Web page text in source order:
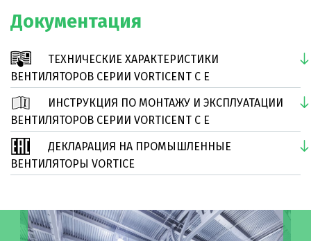
несколькими крепежными отверстиями для установки
относительно выходного отверстия.
Модель оснащена асинхронным двигателем на
шарикоподшипниках с термозащитой.
Дополнительно к вентилятору поставляются
регуляторы скорости.
Документация
ТЕХНИЧЕСКИЕ ХАРАКТЕРИСТИКИ
ВЕНТИЛЯТОРОВ СЕРИИ VORTICENT C E
ИНСТРУКЦИЯ ПО МОНТАЖУ И ЭКСПЛУАТАЦИИ
ВЕНТИЛЯТОРОВ СЕРИИ VORTICENT C E
ДЕКЛАРАЦИЯ НА ПРОМЫШЛЕННЫЕ
ВЕНТИЛЯТОРЫ VORTICE